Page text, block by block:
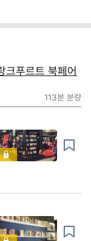
푸르트 북페어
113분 분량